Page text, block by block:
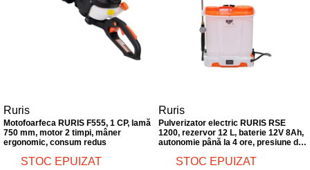
Ruris
Motofoarfeca RURIS F555, 1 CP, lamă
750 mm, motor 2 timpi, mâner
ergonomic, consum redus
STOC EPUIZAT
Ruris
Pulverizator electric RURIS RSE
1200, rezervor 12 L, baterie 12V 8Ah,
autonomie până la 4 ore, presiune de
display și manometru, 4 tipuri de
STOC EPUIZAT